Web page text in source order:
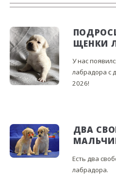
ЩЕНКИ
У нас
лабрадора с
2026!
ДВА
Есть два
лабрадора.